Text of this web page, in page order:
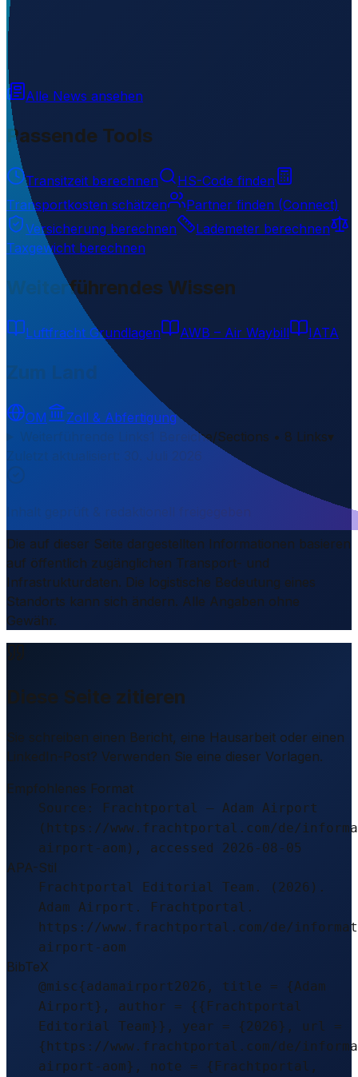
Alle News ansehen
Passende Tools
Transitzeit berechnen
HS-Code finden
Transportkosten schätzen
Partner finden (Connect)
Versicherung berechnen
Lademeter berechnen
Taxgewicht berechnen
Weiterführendes Wissen
Luftfracht Grundlagen AWB – Air Waybill IATA
OM
Zoll & Abfertigung
1 Bereiche/Sections • 8 Links▾
Die auf dieser Seite dargestellten Informationen basieren
auf öffentlich zugänglichen Transport- und
Infrastrukturdaten. Die logistische Bedeutung eines
Standorts kann sich ändern. Alle Angaben ohne
Gewähr.
Diese Seite zitieren
Sie schreiben einen Bericht, eine Hausarbeit oder einen
LinkedIn-Post? Verwenden Sie eine dieser Vorlagen.
Empfohlenes Format
Source: Frachtportal – Adam Airport
(https://www.frachtportal.com/de/
airport-aom), accessed 2026-08-05
APA-Stil
Frachtportal Editorial Team. (2026).
Adam Airport. Frachtportal.
https://www.frachtportal.com/de/
airport-aom
BibTeX
@misc{adamairport2026, title = {Adam
Airport}, author = {{Frachtportal
Editorial Team}}, year = {2026}, url =
{https://www.frachtportal.com/de/
airport-aom}, note = {Frachtportal,